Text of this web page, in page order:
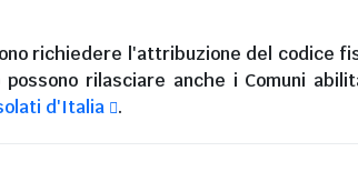
richiedere l'attribuzione del codice
rilasciare anche i Comuni
d'Italia .